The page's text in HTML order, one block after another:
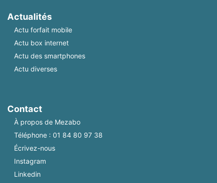
Actualités
Actu forfait mobile
Actu box internet
Actu des smartphones
Actu diverses
Contact
À propos de Mezabo
Téléphone : 01 84 80 97 38
Écrivez-nous
Instagram
Linkedin